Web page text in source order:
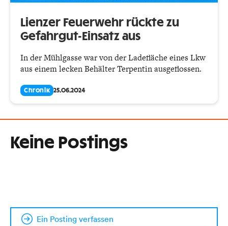
Lienzer Feuerwehr rückte zu
Gefahrgut-Einsatz aus
In der Mühlgasse war von der Ladefläche eines Lkw
aus einem lecken Behälter Terpentin ausgeflossen.
Chronik 25.06.2024
Keine Postings
Ein Posting verfassen